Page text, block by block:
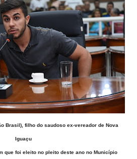
Brasil), filho do saudoso ex-vereador de Nova
Iguaçu
que foi eleito no pleito deste ano no Município